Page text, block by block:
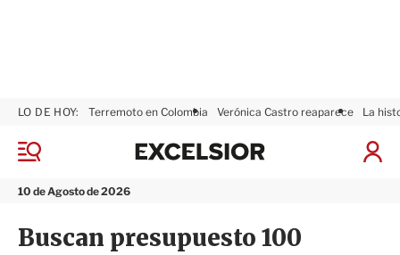
M
n
10 de Agosto de 2026
LO DE HOY: Terremoto en Colombia Verónica Castro reaparece La
I
x
s
i
Buscan presupuesto 100